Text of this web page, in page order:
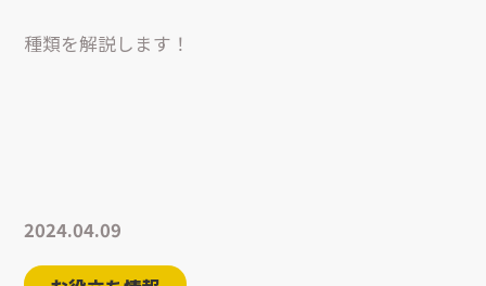
種類を解説します！
2024.04.09